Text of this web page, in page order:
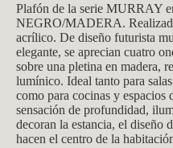
Plafón de la serie MURRAY
NEGRO/MADERA.
acrílico. De diseño futurista
elegante, se aprecian cuatro
sobre una pletina en madera,
lumínico. Ideal tanto para
como para cocinas y espacios
sensación de profundidad,
decoran la estancia, el diseño
hacen el centro de la